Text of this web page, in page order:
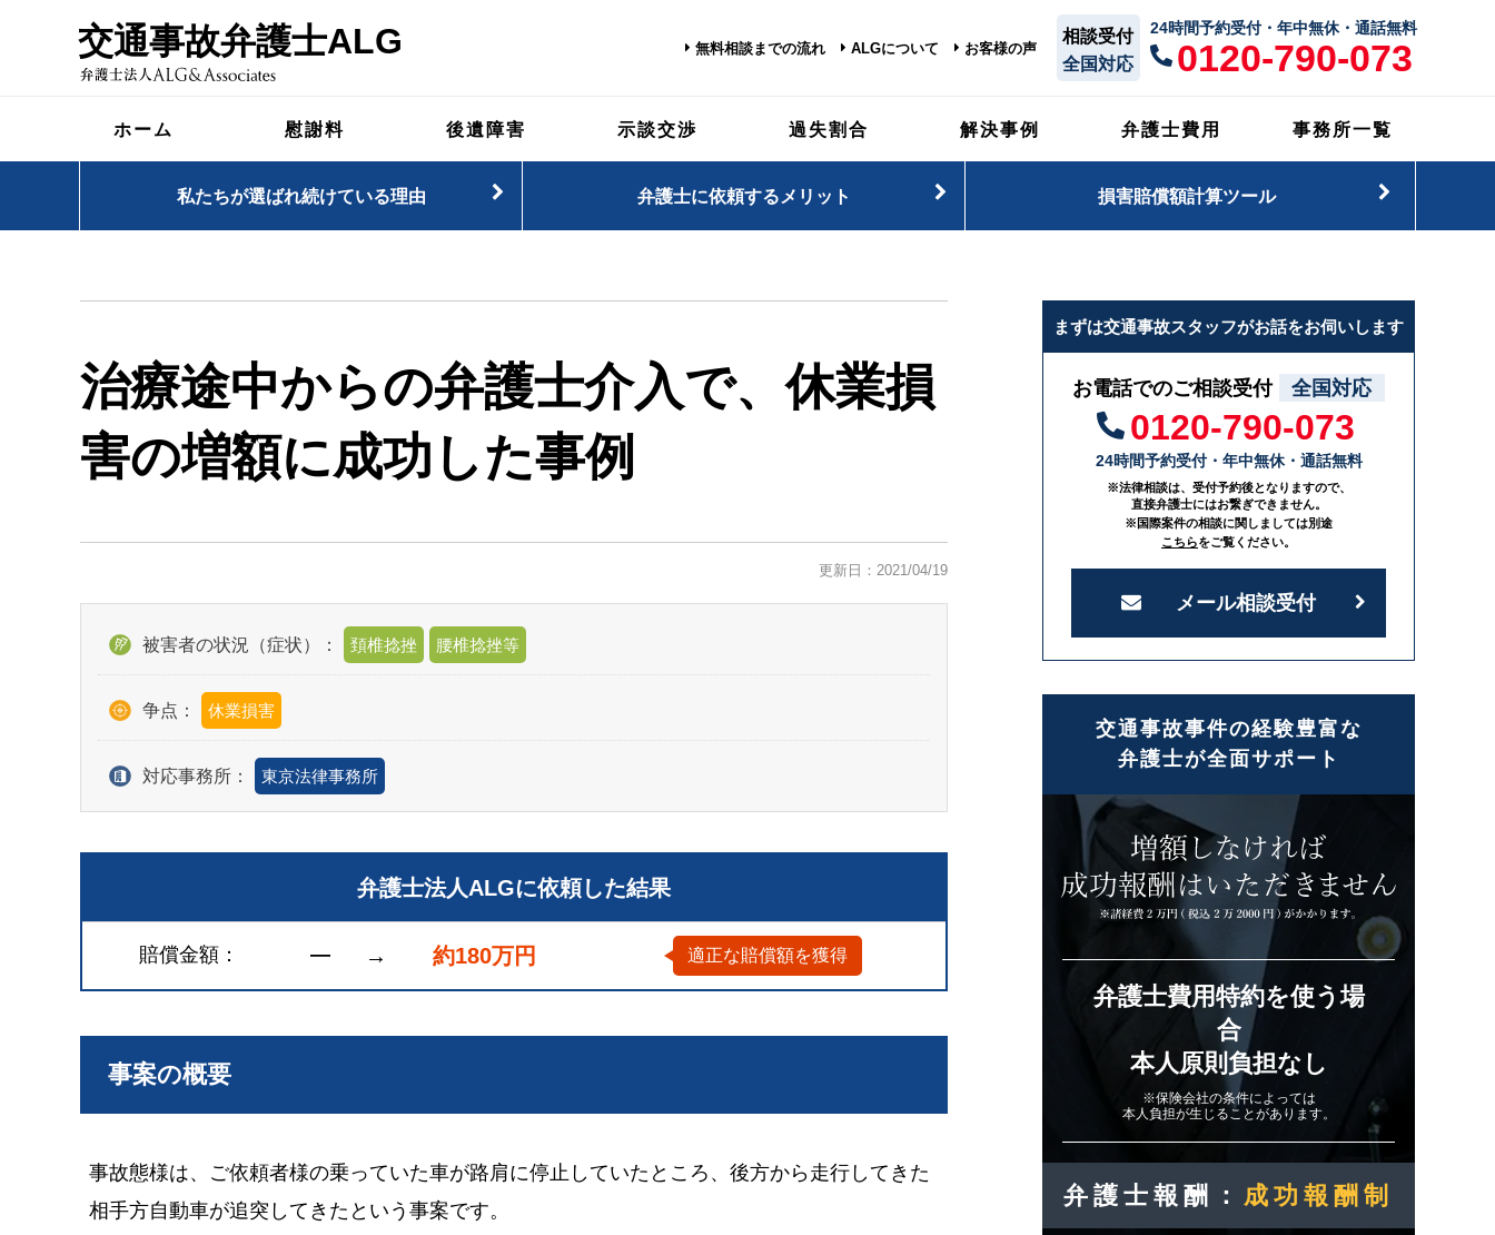
交通事故弁護士ALG 無料相談までの流れ ALGについて お客様の声
相談受付
全国対応
24時間予約受付・年中無休・通話無料
0120-790-073
ホーム 慰謝料 後遺障害 示談交渉 過失割合 解決事例 弁護士費用 事務所一覧
私たちが選ばれ続けている理由 弁護士に依頼するメリット 損害賠償額計算ツール
治療途中からの弁護士介入で、休業損
害の増額に成功した事例
更新日：2021/04/19
被害者の状況（症状）： 頚椎捻挫 腰椎捻挫等
争点： 休業損害
対応事務所： 東京法律事務所
弁護士法人ALGに依頼した結果
賠償金額 ― → 約180万円 適正な賠償額を獲得
事案の概要
事故態様は、ご依頼者様の乗っていた車が路肩に停止していたところ、後方から走行してきた
相手方自動車が追突してきたという事案です。
まずは交通事故スタッフがお話をお伺いします
お電話でのご相談受付 全国対応
0120-790-073
24時間予約受付・年中無休・通話無料
※法律相談は、受付予約後となりますので、
直接弁護士にはお繋ぎできません。
※国際案件の相談に関しましては別途
こちらをご覧ください。
メール相談受付
交通事故事件の経験豊富な
弁護士が全面サポート
弁護士費用特約を使う場
合
本人原則負担なし
※保険会社の条件によっては
本人負担が生じることがあります。
弁護士報酬： 成功報酬制